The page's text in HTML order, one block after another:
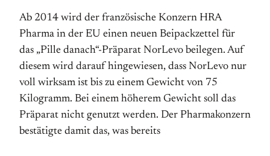
Ab 2014 wird der französische Konzern HRA
Pharma in der EU einen neuen Beipackzettel für
das „Pille danach“-Präparat NorLevo beilegen. Auf
diesem wird darauf hingewiesen, dass NorLevo nur
voll wirksam ist bis zu einem Gewicht von 75
Kilogramm. Bei einem höherem Gewicht soll das
Präparat nicht genutzt werden. Der Pharmakonzern
bestätigte damit das, was bereits